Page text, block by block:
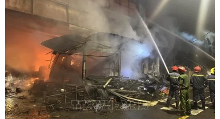
Khẩn trường khám nghiệm
hiện trường, điều tra nguyên nhân
vụ cháy chợ Biên Hòa
06/08/2026 04:37
Pháp mở các điểm tắm sông
phục vụ người dân trong mùa Hè